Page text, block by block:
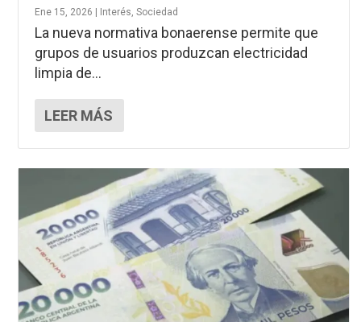
Ene 15, 2026 Interés,Sociedad
La nueva normativa bonaerense permite que
grupos de usuarios produzcan electricidad
limpia de...
LEER MÁS